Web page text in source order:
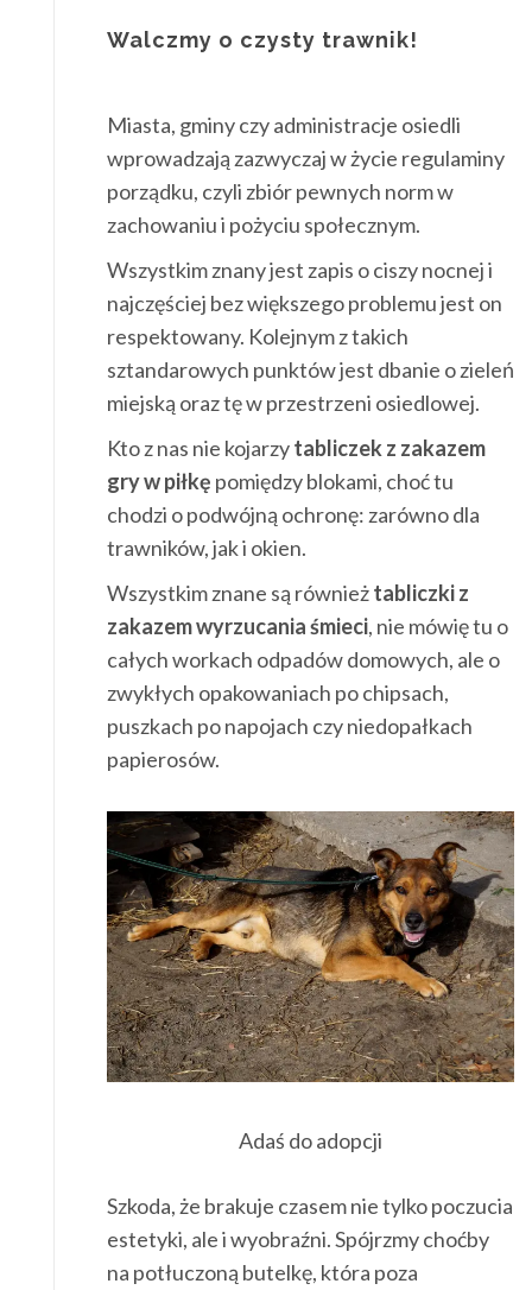
Walczmy o czysty trawnik!
Miasta, gminy czy administracje osiedli
wprowadzają zazwyczaj w życie regulaminy
porządku, czyli zbiór pewnych norm w
zachowaniu i pożyciu społecznym.
Wszystkim znany jest zapis o ciszy nocnej i
najczęściej bez większego problemu jest on
respektowany. Kolejnym z takich
sztandarowych punktów jest dbanie o zieleń
miejską oraz tę w przestrzeni osiedlowej.
Kto z nas nie kojarzytabliczek z zakazem
gry w piłkę pomiędzy blokami, choć tu
chodzi o podwójną ochronę: zarówno dla
trawników, jak i okien.
Wszystkim znane są równieżtabliczki z
zakazem wyrzucania śmieci, nie mówię tu o
całych workach odpadów domowych, ale o
zwykłych opakowaniach po chipsach,
puszkach po napojach czy niedopałkach
papierosów.
Adaś do adopcji
Szkoda, że brakuje czasem nie tylko poczucia
estetyki, ale i wyobraźni. Spójrzmy choćby
na potłuczoną butelkę, która poza